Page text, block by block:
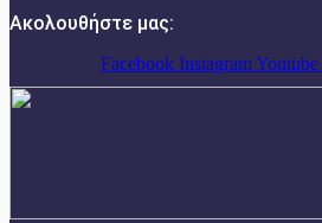
Ακολουθήστε μας:
Facebook InstagramYoutube